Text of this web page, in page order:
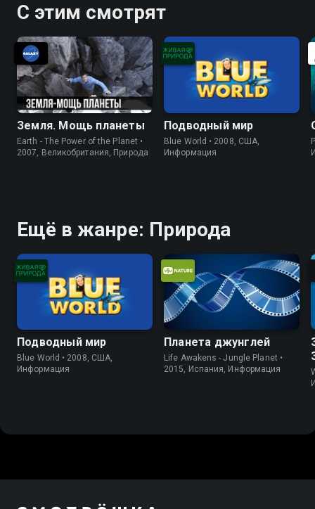
С этим смотрят
Земля. Мощь планеты
Earth - The Power of the Planet •
2007, Великобритания, Природа
Подводный мир
Blue World • 2008, США,
Информация
Ещё в жанре: Природа
Подводный мир
Blue World • 2008, США,
Информация
Планета джунглей
Life Awakens - Jungle Planet •
2015, Испания, Информация